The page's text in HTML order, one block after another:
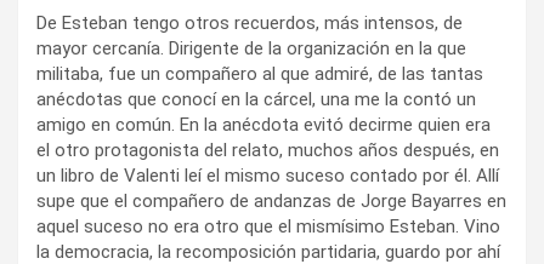
De Esteban tengo otros recuerdos, más intensos, de
mayor cercanía. Dirigente de la organización en la que
militaba, fue un compañero al que admiré, de las tantas
anécdotas que conocí en la cárcel, una me la contó un
amigo en común. En la anécdota evitó decirme quien era
el otro protagonista del relato, muchos años después, en
un libro de Valenti leí el mismo suceso contado por él. Allí
supe que el compañero de andanzas de Jorge Bayarres en
aquel suceso no era otro que el mismísimo Esteban. Vino
la democracia, la recomposición partidaria, guardo por ahí